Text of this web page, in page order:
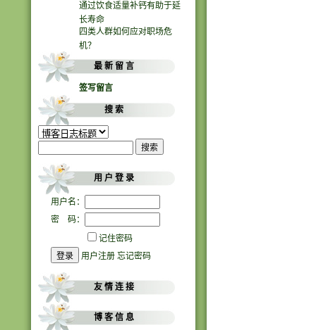
通过饮食适量补钙有助于延
长寿命
四类人群如何应对职场危
机？
最 新 留 言
签写留言
搜 索
用 户 登 录
用户名：
密 码：
记住密码
用户注册 忘记密码
友 情 连 接
博 客 信 息